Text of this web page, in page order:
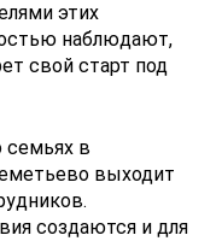
этих
наблюдают,
свой старт под
семьях в
выходит
создаются и для